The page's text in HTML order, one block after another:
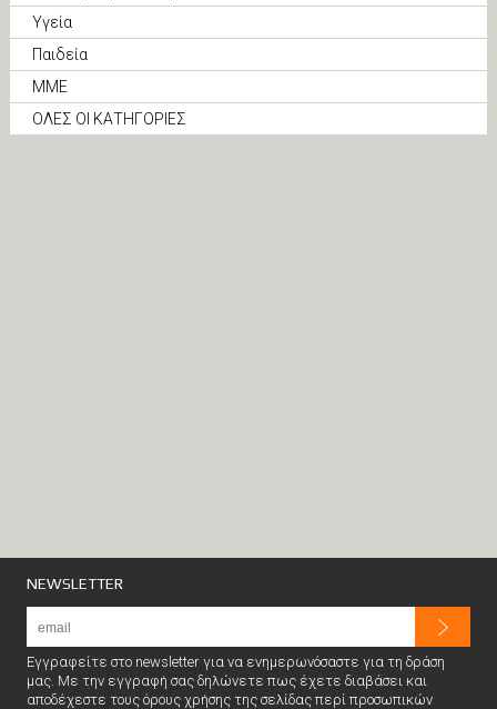
Υγεία
Παιδεία
ΜΜΕ
ΟΛΕΣ ΟΙ ΚΑΤΗΓΟΡΙΕΣ
NEWSLETTER
Εγγραφείτε στο newsletter για να ενημερωνόσαστε για τη δράση
μας. Με την εγγραφή σας δηλώνετε πως έχετε διαβάσει και
αποδέχεστε τους όρους χρήσης της σελίδας περί προσωπικών